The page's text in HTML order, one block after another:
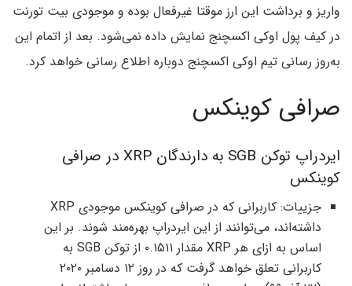
واریز و برداشت این ارز موقتا غیرفعال بوده و موجودی بیت تورنت
در کیف پول اوکی اکسچنج نمایش داده نمی‌شود. بعد از اتمام این
به‌روز رسانی تیم اوکی اکسچنج دوباره اطلاع رسانی خواهد کرد.
صرافی کوینکس
ایردراپ توکن SGB به دارندگان XRP در صرافی
کوینکس
جزییات: کاربرانی که در صرافی کوینکس موجودی XRP
داشته‌اند، می‌توانند از این ایردراپ بهره‌مند شوند. بر این
اساس به ازای هر XRP مقدار ۰.۱۵۱۱ از توکن SGB به
کاربرانی تعلق خواهد گرفت که در روز ۱۲ دسامبر ۲۰۲۰